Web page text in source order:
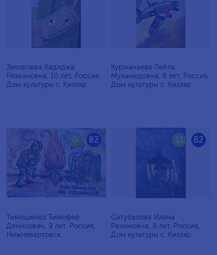
Закороева Хадиджа
Резвановна, 10 лет, Россия,
Дом культуры с. Кизляр
Курманаева Лейла
Мухамедовна, 8 лет, Россия,
Дом культуры с. Кизляр
82
0
Тимошенко Тимофей
Денисович, 9 лет, Россия,
Нижневартовск
82
11
Сатубалова Илана
Рахимовна, 8 лет, Россия,
Дом культуры с. Кизляр